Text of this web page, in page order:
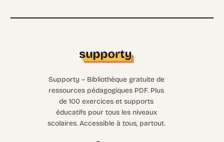
Supporty – Bibliothèque gratuite de
ressources pédagogiques PDF. Plus
de 100 exercices et supports
éducatifs pour tous les niveaux
scolaires. Accessible à tous, partout.